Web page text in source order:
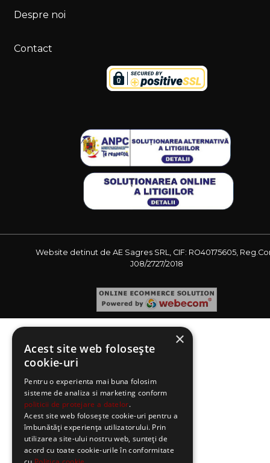
Despre noi
Contact
Website detinut de AE Sagres SRL, CIF: RO40175605,
J08/2727/2018
×
Acest site web folosește
cookie-uri
Pentru o experienta mai buna folosim
sisteme de analiza si marketing conform
politicii de protejare a datelor.
Acest site web folosește cookie-uri pentru a
îmbunătăți experiența utilizatorului. Prin
utilizarea site-ului nostru web, sunteți de
acord cu toate cookie-urile în conformitate